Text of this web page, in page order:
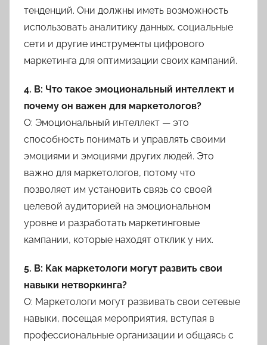
тенденций. Они должны иметь возможность
использовать аналитику данных, социальные
сети и другие инструменты цифрового
маркетинга для оптимизации своих кампаний.
4. В: Что такое эмоциональный интеллект и
почему он важен для маркетологов?
О: Эмоциональный интеллект — это
способность понимать и управлять своими
эмоциями и эмоциями других людей. Это
важно для маркетологов, потому что
позволяет им установить связь со своей
целевой аудиторией на эмоциональном
уровне и разработать маркетинговые
кампании, которые находят отклик у них.
5. В: Как маркетологи могут развить свои
навыки нетворкинга?
О: Маркетологи могут развивать свои сетевые
навыки, посещая мероприятия, вступая в
профессиональные организации и общаясь с